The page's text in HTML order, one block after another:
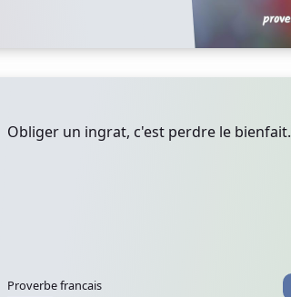
Obliger un ingrat, c'est perdre le bienfait.
Proverbe francais